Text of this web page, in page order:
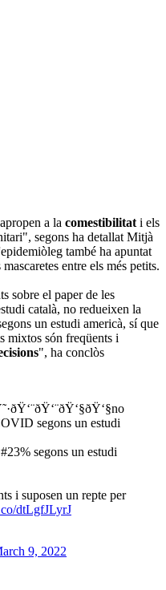
a la comestibilitat i els
segons ha detallat Mitjà
també ha apuntat
entre els més petits.
sobre el paper de les
català, no redueixen la
un estudi americà, sí que
mixtos són freqüents i
", ha conclòs
segons un estudi
segons un estudi
i suposen un repte per
dtLgfJLyrJ
9, 2022